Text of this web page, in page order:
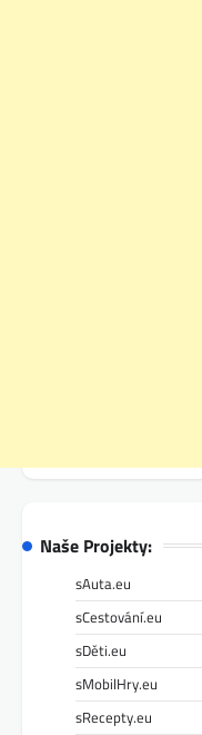
Naše Projekty:
sAuta.eu
sCestování.eu
sDěti.eu
sMobilHry.eu
sRecepty.eu